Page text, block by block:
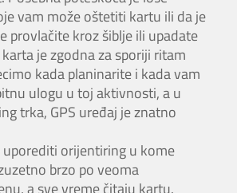
vam može oštetiti kartu ili da je
provlačite kroz šiblje ili upadate
je zgodna za sporiji ritam
kada planinarite i kada vam
ulogu u toj aktivnosti, a u
trka, GPS uređaj je znatno
orijentiring u kome
brzo po veoma
a sve vreme čitaju kartu.